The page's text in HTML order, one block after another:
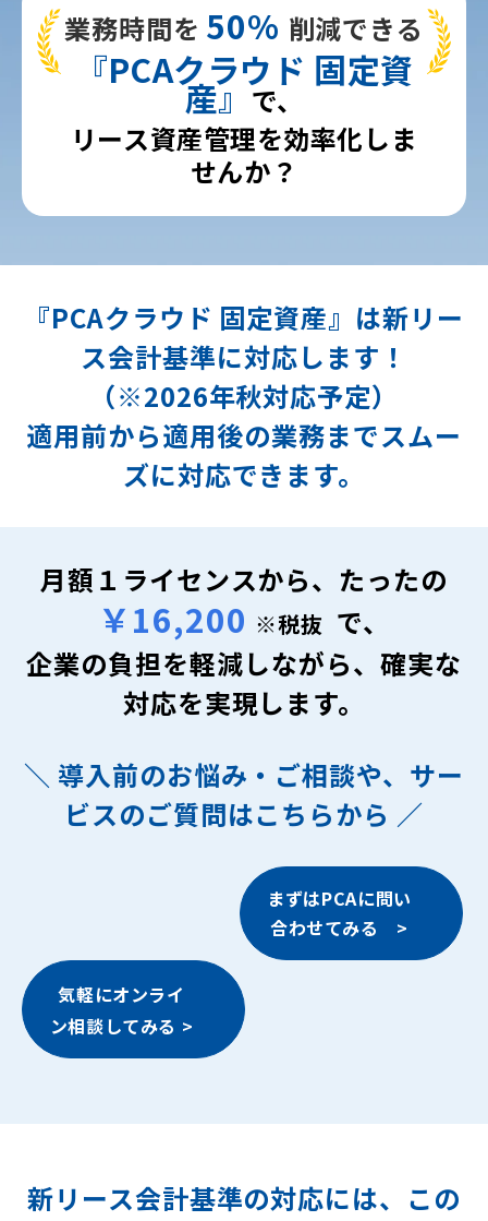
業務時間を 50% 削減できる
『PCAクラウド 固定資
産』で、
リース資産管理を効率化しま
せんか？
『PCAクラウド 固定資産』は新リー
ス会計基準に対応します！
（※2026年秋対応予定）
適用前から適用後の業務までスムー
ズに対応できます。
月額１ライセンスから、たったの
￥16,200 ※税抜 で、
企業の負担を軽減しながら、確実な
対応を実現します。
＼ 導入前のお悩み・ご相談や、サー
ビスのご質問はこちらから ／
まずはPCAに問い
合わせてみる >
気軽にオンライ
ン相談してみる >
新リース会計基準の対応には、この